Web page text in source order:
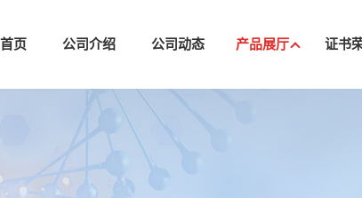
页 公司介绍 公司动态 产品展厅 证书